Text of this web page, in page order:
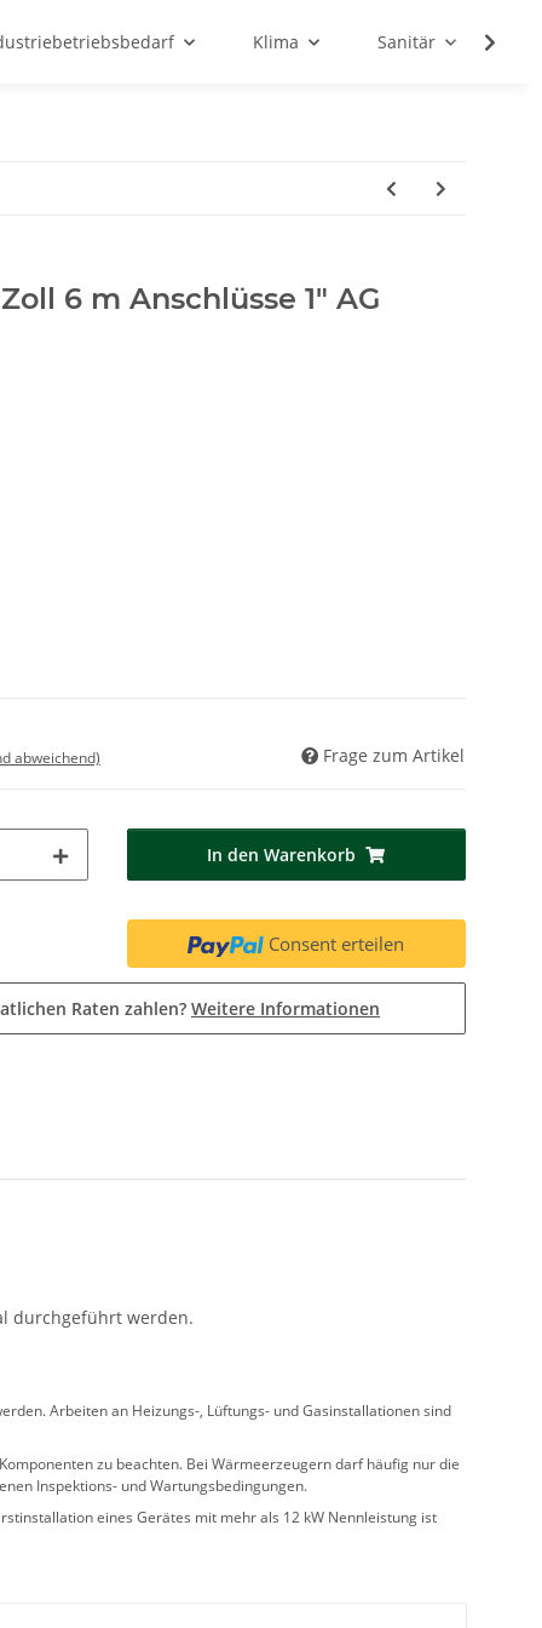
Klima Sanitär
6 m Anschlüsse 1" AG
abweichend) Frage zum Artikel
In den Warenkorb
Consent erteilen
Raten zahlen? Weitere Informationen
durchgeführt werden.
Arbeiten an Heizungs-, Lüftungs- und Gasinstallationen sind
zu beachten. Bei Wärmeerzeugern darf häufig nur die
Inspektions- und Wartungsbedingungen.
eines Gerätes mit mehr als 12 kW Nennleistung ist